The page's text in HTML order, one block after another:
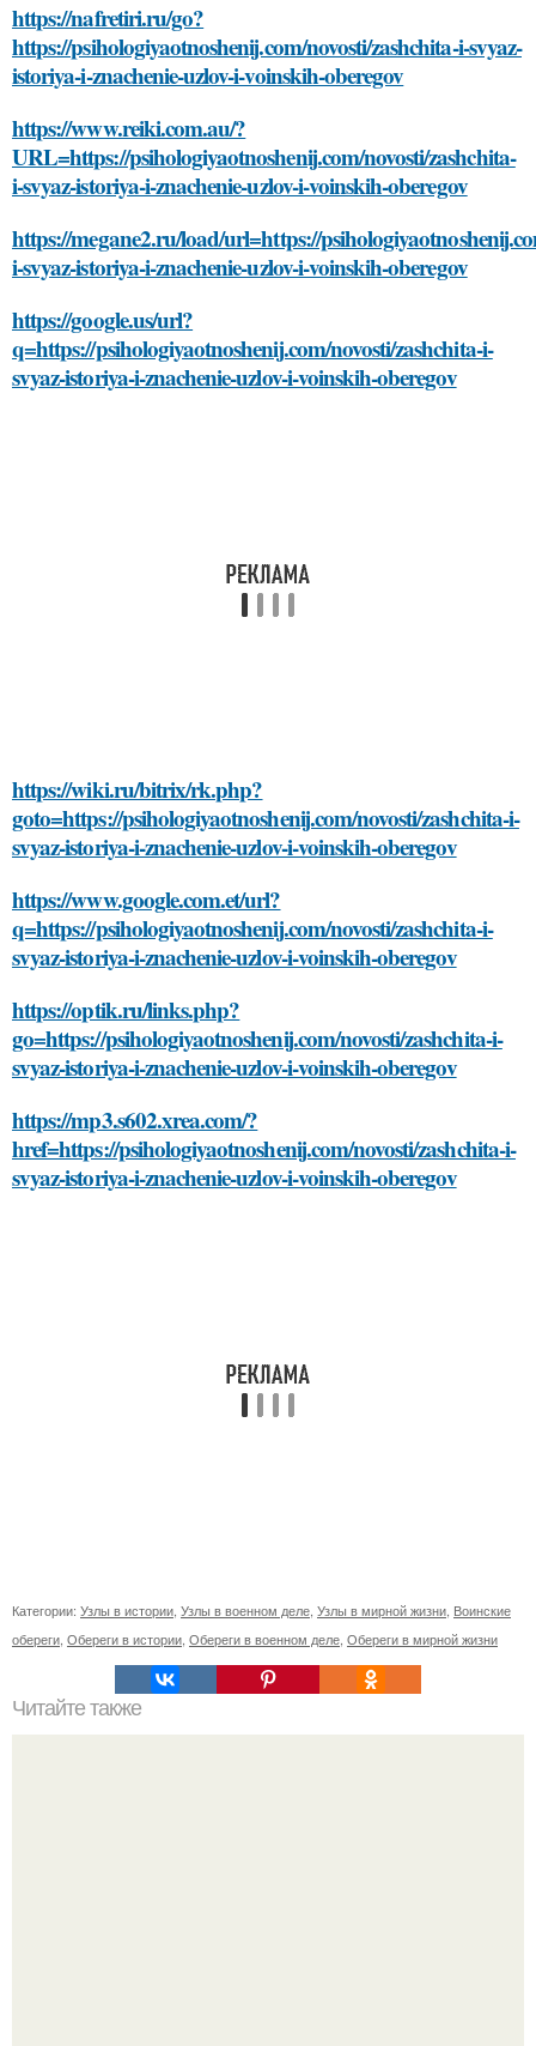
https://nafretiri.ru/go?
https://psihologiyaotnoshenij.com/novosti/zashchita-i-svyaz-
istoriya-i-znachenie-uzlov-i-voinskih-oberegov
https://www.reiki.com.au/?
URL=https://psihologiyaotnoshenij.com/novosti/zashchita-
i-svyaz-istoriya-i-znachenie-uzlov-i-voinskih-oberegov
https://megane2.ru/load/url=https://
i-svyaz-istoriya-i-znachenie-uzlov-i-voinskih-oberegov
https://google.us/url?
q=https://psihologiyaotnoshenij.com/novosti/zashchita-i-
svyaz-istoriya-i-znachenie-uzlov-i-voinskih-oberegov
https://wiki.ru/bitrix/rk.php?
goto=https://psihologiyaotnoshenij.com/novosti/zashchita-i-
svyaz-istoriya-i-znachenie-uzlov-i-voinskih-oberegov
https://www.google.com.et/url?
q=https://psihologiyaotnoshenij.com/novosti/zashchita-i-
svyaz-istoriya-i-znachenie-uzlov-i-voinskih-oberegov
https://optik.ru/links.php?
go=https://psihologiyaotnoshenij.com/novosti/zashchita-i-
svyaz-istoriya-i-znachenie-uzlov-i-voinskih-oberegov
https://mp3.s602.xrea.com/?
href=https://psihologiyaotnoshenij.com/novosti/zashchita-i-
svyaz-istoriya-i-znachenie-uzlov-i-voinskih-oberegov
Категории: Узлы в истории Узлы в военном деле Узлы в мирной жизни Воинские
обереги Обереги в истории Обереги в военном деле Обереги в мирной жизни
Читайте также